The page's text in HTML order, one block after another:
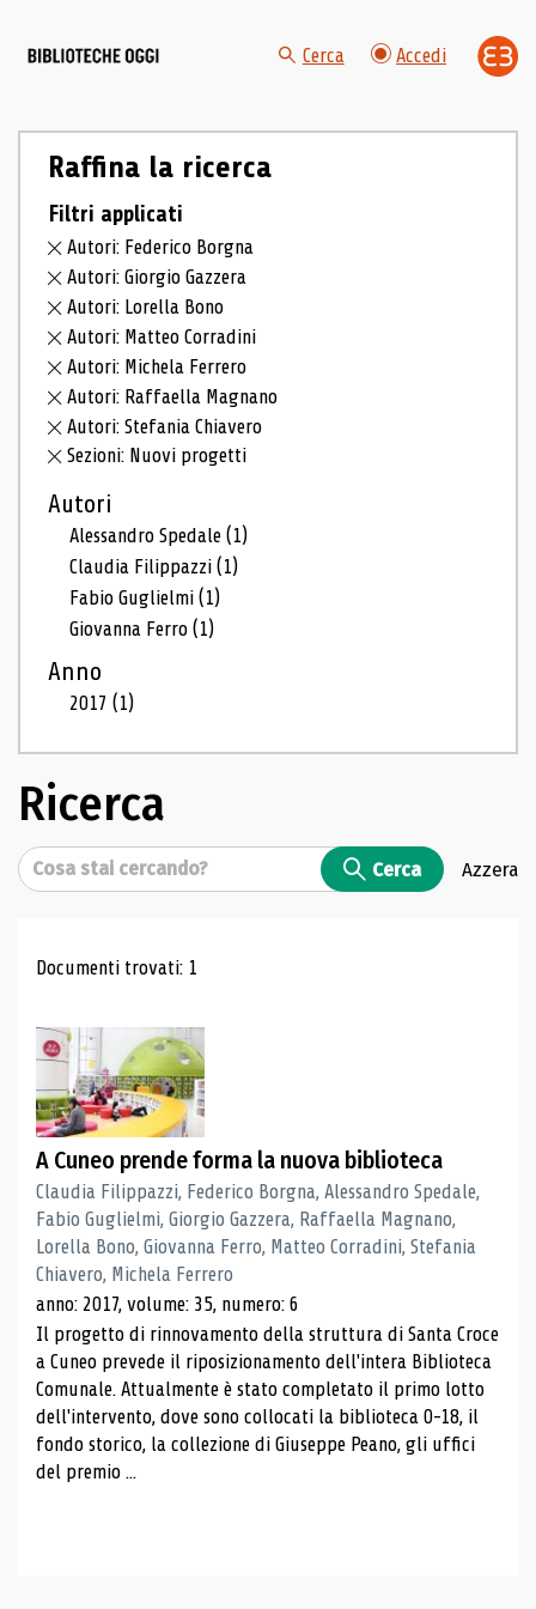
Cerca Accedi
Raffina la ricerca
Filtri applicati
Autori: Federico Borgna
Autori: Giorgio Gazzera
Autori: Lorella Bono
Autori: Matteo Corradini
Autori: Michela Ferrero
Autori: Raffaella Magnano
Autori: Stefania Chiavero
Sezioni: Nuovi progetti
Autori
Alessandro Spedale(1)
Claudia Filippazzi(1)
Fabio Guglielmi(1)
Giovanna Ferro(1)
Anno
2017(1)
Ricerca
Cerca Cerca Azzera
Risultati di ricerca
Documenti trovati: 1
A Cuneo prende forma la nuova biblioteca
Claudia Filippazzi, Federico Borgna, Alessandro Spedale,
Fabio Guglielmi, Giorgio Gazzera, Raffaella Magnano,
Lorella Bono, Giovanna Ferro, Matteo Corradini, Stefania
Chiavero, Michela Ferrero
anno: 2017, volume: 35, numero: 6
Il progetto di rinnovamento della struttura di Santa Croce
a Cuneo prevede il riposizionamento dell'intera Biblioteca
Comunale. Attualmente è stato completato il primo lotto
dell'intervento, dove sono collocati la biblioteca 0-18, il
fondo storico, la collezione di Giuseppe Peano, gli uffici
del premio ...